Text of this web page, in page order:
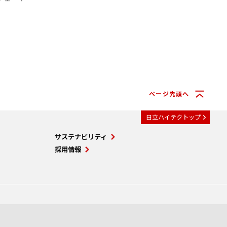
ページ先頭へ
日立ハイテクトップ
サステナビリティ
採用情報